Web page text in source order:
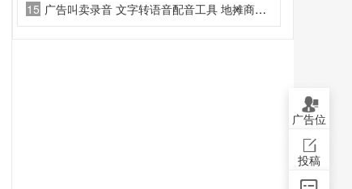
15 广告叫卖录音 文字转语音配音工具 地摊商铺广告音频制作APP
广告位
投稿